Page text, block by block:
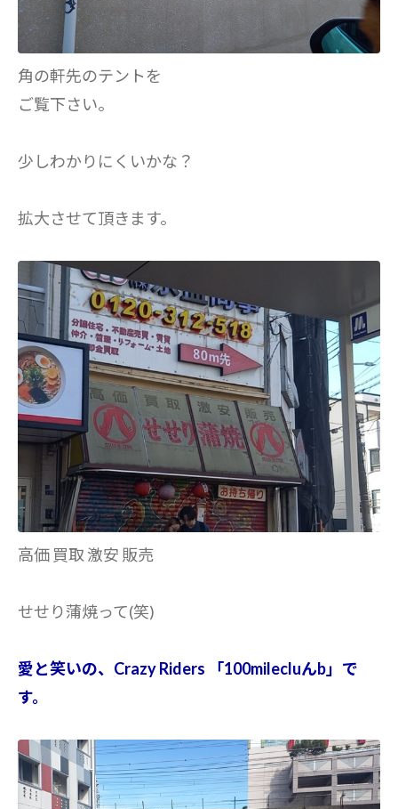
角の軒先のテントを
ご覧下さい。
少しわかりにくいかな？
拡大させて頂きます。
高価 買取 激安 販売
せせり蒲焼って(笑)
愛と笑いの、Crazy Riders 「100milecluんb」で
す。